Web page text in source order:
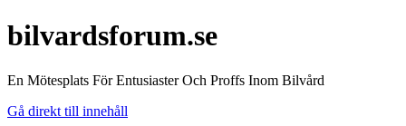
bilvardsforum.se
En Mötesplats För Entusiaster Och Proffs Inom Bilvård
Gå direkt till innehåll